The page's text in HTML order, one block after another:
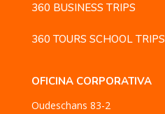
360 BUSINESS TRIPS
360 TOURS SCHOOL TRIPS
OFICINA CORPORATIVA
Oudeschans 83-2